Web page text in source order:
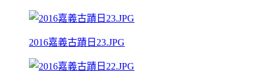
2016嘉義古蹟日23.JPG